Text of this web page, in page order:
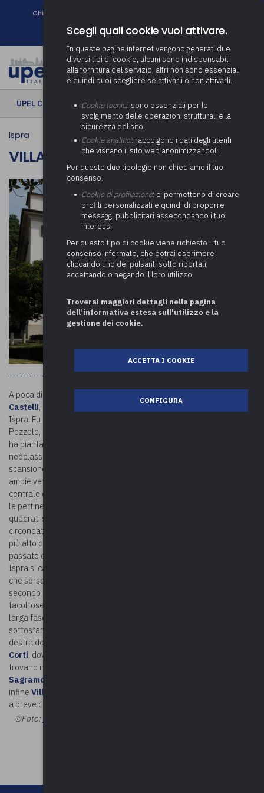
Chi siamo
Newsletter
UPEL CULTURA › Villa Castelli
Ispra
VILLA CASTELLI
A poca distanza dalla
Castelli, signorile dimora settecentesca oggi sede del comune di
Ispra. Fu costruita verso la metà del XIX secolo sull’area del
Pozzolo, uno dei nuclei abitativi più antichi del paese. La residenza
ha pianta rettangolare e si sviluppa su tre livelli. Realizzata in stile
neoclassico, conserva la decorazione a bugnato liscio e la rigorosa
scansione data dalle finestre. Particolare la facciata, con tre
ampie vetrate ad arco con inferriate che si ripetono nella sezione
centrale del piano terra e del piano nobile. Le strutture di servizio,
le pertinenze rustiche ed anche il parco di circa 7000 metri
quadrati si sono sviluppati sul fianco della collina. La villa è
circondata da un giardino pubblico di gusto romantico. Nel punto
più alto del parco sorge un piccolo edificio ottagonale usato in
passato come padiglione di caccia. In aggiunta a Villa Castelli,
Ispra si caratterizza per la presenza di diverse ricche residenze
che sorsero nel secolo scorso. Arricchite da grandi giardini
secondo il gusto dell’epoca, erano meta di villeggiatura di
facoltose famiglie. Alle spalle della
larga fascia di verde divide il centro abitato dalla riva del lago
sottostante. Si tratta dei giardini di due antiche e belle dimore. A
destra della chiesa si apre il cancello di
Corti, dove visse lo scrittore Costanzo Ranci. Sull’altro lato si
trovano invece gli edifici e il parco della grande
Sagramoso
infine Villa del Sasso
a breve distanza dal porto.
©Foto:
Scegli quali cookie vuoi attivare.
In queste pagine internet vengono generati due
diversi tipi di cookie, alcuni sono indispensabili
alla fornitura del servizio, altri non sono essenziali
e quindi puoi scegliere se attivarli o non attivarli.
Cookie tecnici: sono essenziali per lo
svolgimento delle operazioni strutturali e la
sicurezza del sito.
Cookie analitici: raccolgono i dati degli utenti
che visitano il sito web anonimizzandoli.
Per queste due tipologie non chiediamo il tuo
consenso.
Cookie di profilazione: ci permettono di creare
profili personalizzati e quindi di proporre
messaggi pubblicitari assecondando i tuoi
interessi.
Per questo tipo di cookie viene richiesto il tuo
consenso informato, che potrai esprimere
cliccando uno dei pulsanti sotto riportati,
accettando o negando il loro utilizzo.
Troverai maggiori dettagli nella pagina
dell’informativa estesa sull'utilizzo e la
gestione dei cookie.
ACCETTA I COOKIE
CONFIGURA